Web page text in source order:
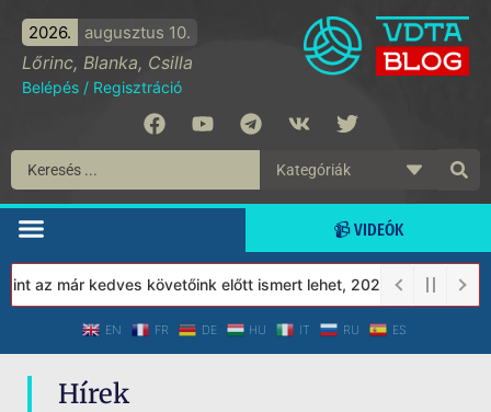
2026. augusztus 10.
Lőrinc, Blanka, Csilla
Belépés / Regisztráció
📹 VIDEÓK
az már kedves követőink előtt ismert lehet, 2023-tól a Védett
EN FR DE HU IT RU ES
Hírek